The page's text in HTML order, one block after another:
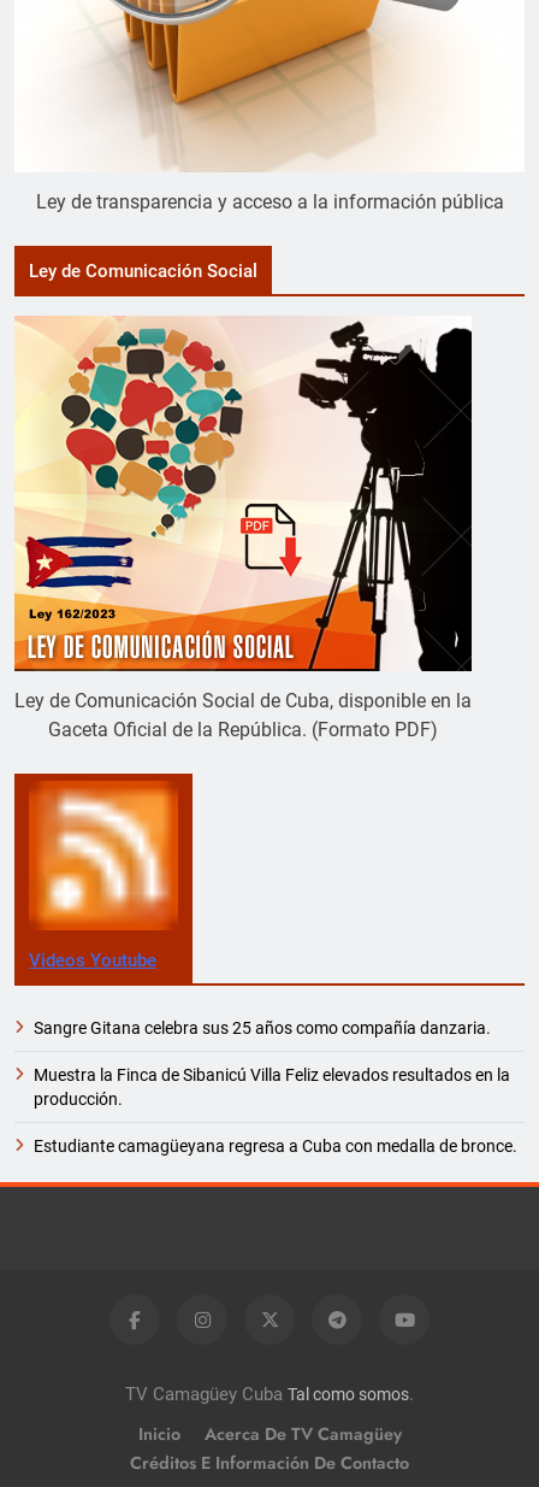
Ley de transparencia y acceso a la información pública
Ley de Comunicación Social
Ley de Comunicación Social de Cuba, disponible en la
Gaceta Oficial de la República. (Formato PDF)
Videos Youtube
Sangre Gitana celebra sus 25 años como compañía danzaria.
Muestra la Finca de Sibanicú Villa Feliz elevados resultados en la
producción.
Estudiante camagüeyana regresa a Cuba con medalla de bronce.
TV Camagüey Cuba Tal como somos.
Inicio
Acerca De TV Camagüey
Créditos E Información De Contacto